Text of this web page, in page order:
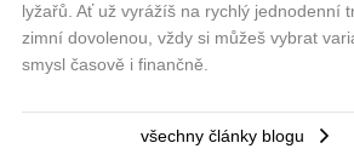
lyžařů. Ať už vyrážíš na rychlý jednodenní
zimní dovolenou, vždy si můžeš vybrat
smysl časově i finančně.
všechny články blogu